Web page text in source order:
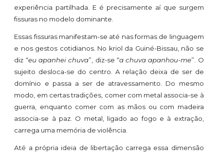
experiência partilhada. E é precisamente aí que surgem
fissuras no modelo dominante.
Essas fissuras manifestam-se até nas formas de linguagem
e nos gestos cotidianos. No kriol da Guiné-Bissau, não se
diz “eu apanhei chuva”, diz-se “a chuva apanhou-me”. O
sujeito desloca-se do centro. A relação deixa de ser de
domínio e passa a ser de atravessamento. Do mesmo
modo, em certas tradições, comer com metal associa-se à
guerra, enquanto comer com as mãos ou com madeira
associa-se à paz. O metal, ligado ao fogo e à extração,
carrega uma memória de violência.
Até a própria ideia de libertação carrega essa dimensão